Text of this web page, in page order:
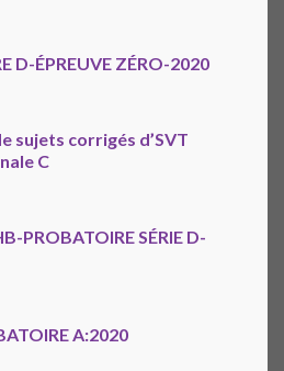
D-ÉPREUVE ZÉRO-2020
sujets corrigés d’SVT
C
PROBATOIRE SÉRIE D-
A:2020